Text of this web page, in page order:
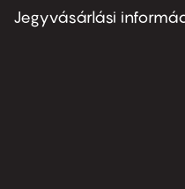
second
Jegyvásárlási